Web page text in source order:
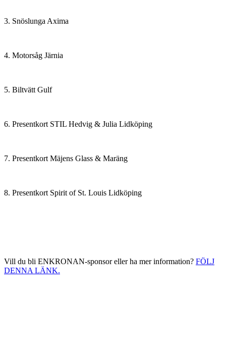
3. Snöslunga Axima
4. Motorsåg Järnia
5. Biltvätt Gulf
6. Presentkort STIL Hedvig & Julia Lidköping
7. Presentkort Mäjens Glass & Maräng
8. Presentkort Spirit of St. Louis Lidköping
Vill du bli ENKRONAN-sponsor eller ha mer information? FÖLJ
DENNA LÄNK.